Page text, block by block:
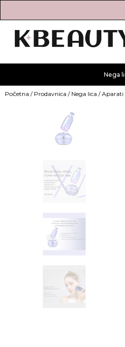
Nega
Početna / Prodavnica / Nega lica /Aparati